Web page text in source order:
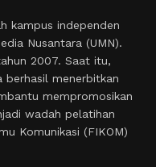
kampus independen
Nusantara (UMN).
2007. Saat itu,
berhasil menerbitkan
mempromosikan
wadah pelatihan
Komunikasi (FIKOM)